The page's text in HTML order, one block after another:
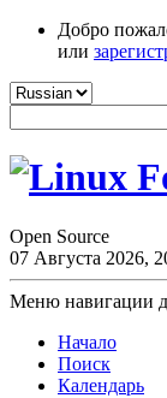
Добро
или
Open Source
07 Августа 2026,
Меню навигации
Начало
Поиск
Календарь